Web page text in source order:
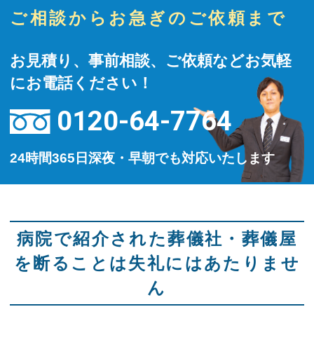
ご相談からお急ぎのご依頼まで
お見積り、事前相談、ご依頼などお気軽
にお電話ください！
0120-64-7764
24時間365日深夜・早朝でも対応いたします
病院で紹介された葬儀社・葬儀屋
を断ることは失礼にはあたりませ
ん